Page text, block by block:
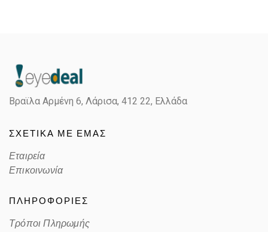
Βραϊλα Αρμένη 6, Λάρισα, 412 22, Ελλάδα
ΣΧΕΤΙΚΑ ΜΕ ΕΜΑΣ
Εταιρεία
Επικοινωνία
ΠΛΗΡΟΦΟΡΙΕΣ
Τρόποι Πληρωμής